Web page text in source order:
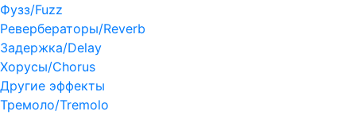
Фузз/Fuzz
Ревербераторы/Reverb
Задержка/Delay
Хорусы/Chorus
Другие эффекты
Тремоло/Tremolo